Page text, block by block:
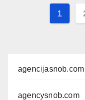
1
agencijasnob.com
agencysnob.com